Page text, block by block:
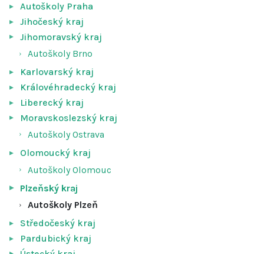
Autoškoly Praha
Jihočeský kraj
Jihomoravský kraj
Autoškoly Brno
Karlovarský kraj
Královéhradecký kraj
Liberecký kraj
Moravskoslezský kraj
Autoškoly Ostrava
Olomoucký kraj
Autoškoly Olomouc
Plzeňský kraj
Autoškoly Plzeň
Středočeský kraj
Pardubický kraj